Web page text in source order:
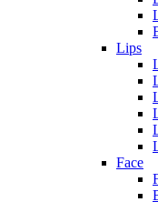
Lips
Face